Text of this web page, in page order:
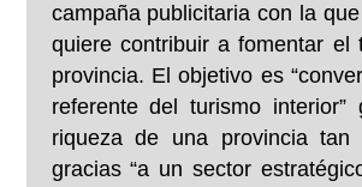
campaña publicitaria con la
quiere contribuir a fomentar el
provincia. El objetivo es
referente del turismo interior”
riqueza de una provincia tan
gracias “a un sector